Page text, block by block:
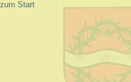
zum Start